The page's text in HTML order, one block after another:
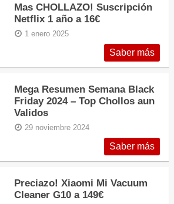
Mas CHOLLAZO! Suscripción
Netflix 1 año a 16€
1 enero 2025
Saber más
Mega Resumen Semana Black
Friday 2024 – Top Chollos aun
Validos
29 noviembre 2024
Saber más
Preciazo! Xiaomi Mi Vacuum
Cleaner G10 a 149€